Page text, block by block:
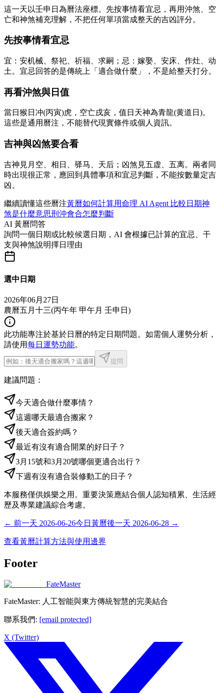
這一天以壬申日為曆法座標。先按事情看宜忌，再用沖煞、空
亡和神煞補充理解，不把任何單項當成整天的吉凶評分。
先按事情看宜忌
宜：安机械、祭祀、祈福、求嗣；忌：嫁娶、安床、作灶、动
土。宜忌回答的是傳統上「適合做什麼」，不是給整天打分。
再看沖煞與日值
當日猴日冲(丙寅)虎，空亡戌亥，值日天神為青龍(黄道日)。
這些是通用曆注，不能替代現實條件或個人資訊。
吉神與凶煞要合看
吉神見月空、相日、驿马、天后；凶煞見五虚、五离。兩者同
時出現很正常，應回到具體事項和宜忌判斷，不能按數量定吉
凶。
繼續讀懂這些曆注黃曆如何計算用命理 AI Agent 比較日期神
煞是什麼意思刑沖會合怎麼判斷
AI 黃曆問答
詢問一個日期或比較候選日期，AI 會根據已計算的宜忌、干
支與神煞說明擇日理由
選中日期
2026年06月27日
農曆五月十三(丙午年 甲午月 壬申日 )
此功能專注於基於日曆的特定日期問題。如需個人運勢分析，
請使用每日運勢功能。
提問
建議問題：
今天適合做什麼事情？
這週哪天最適合搬家？
後天適合簽約嗎？
最近有沒有適合開業的好日子？
3月15號和3月20號哪個更適合出行？
下週有沒有適合裝修動工的日子？
本服務僅供娛樂之用。重要決策應結合個人認知積累、生活經
歷及專業建議綜合考慮。
← 前一天 2026-06-26今日黃曆後一天 2026-06-28 →
查看黃曆計算方法與使用邊界
Footer
FateMaster
FateMaster: 人工智能與東方傳統智慧的完美結合
聯系我們: [email protected]
X (Twitter)